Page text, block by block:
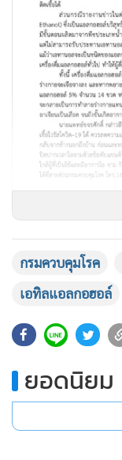
กรมควบคุมโรค
เอทิลแอลกอฮอล์
ยอดนิยม